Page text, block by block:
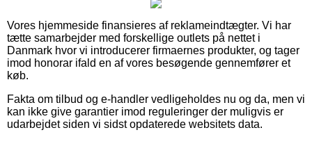
Vores hjemmeside finansieres af reklameindtægter. Vi har
tætte samarbejder med forskellige outlets på nettet i
Danmark hvor vi introducerer firmaernes produkter, og tager
imod honorar ifald en af vores besøgende gennemfører et
køb.
Fakta om tilbud og e-handler vedligeholdes nu og da, men vi
kan ikke give garantier imod reguleringer der muligvis er
udarbejdet siden vi sidst opdaterede websitets data.